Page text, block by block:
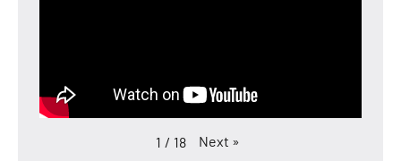
1 / 18 Next »